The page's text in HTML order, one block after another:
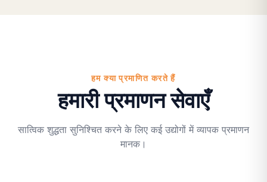
हम क्या प्रमाणित करते हैं
हमारी प्रमाणन सेवाएँ
सात्विक शुद्धता सुनिश्चित करने के लिए कई उद्योगों में व्यापक प्रमाणन
मानक।